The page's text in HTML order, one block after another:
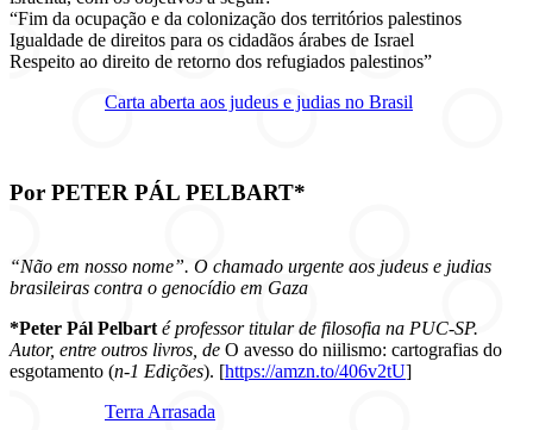
“Fim da ocupação e da colonização dos territórios palestinos
Igualdade de direitos para os cidadãos árabes de Israel
Respeito ao direito de retorno dos refugiados palestinos”
Carta aberta aos judeus e judias no Brasil
Por PETER PÁL PELBART*
“Não em nosso nome”. O chamado urgente aos judeus e judias
brasileiras contra o genocídio em Gaza
*Peter Pál Pelbart é professor titular de filosofia na PUC-SP.
Autor, entre outros livros, de O avesso do niilismo: cartografias do
esgotamento (n-1 Edições). [https://amzn.to/406v2tU]
Terra Arrasada